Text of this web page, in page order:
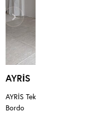
AYRİS
AYRİS Tek Omuz Maxi
Bordo